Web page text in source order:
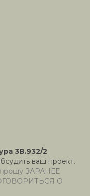
3В.932/2
ваш проект.
ЗАРАНЕЕ
О